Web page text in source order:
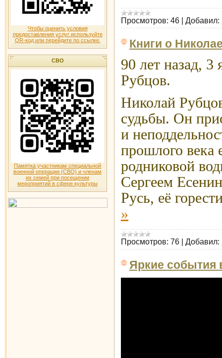
Чтобы оценить условия
предоставления услуг используйте
QR-код или перейдите по ссылке.
СВО
Памятка участникам специальной
военной операции (СВО) и членам
их семей при посещении
мероприятий в сфере культуры
Просмотров: 46 Добавил:
Книги о
90 лет назад, 3
Рубцов.
Николай
судьбы. Он
и
прошлого века
родниковой
Сергеем
Русь, её
»
Просмотров: 76 Добавил:
Яркие события